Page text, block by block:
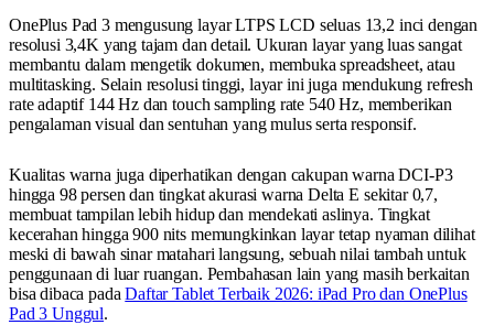
OnePlus Pad 3 mengusung layar LTPS LCD seluas 13,2 inci dengan
resolusi 3,4K yang tajam dan detail. Ukuran layar yang luas sangat
membantu dalam mengetik dokumen, membuka spreadsheet, atau
multitasking. Selain resolusi tinggi, layar ini juga mendukung refresh
rate adaptif 144 Hz dan touch sampling rate 540 Hz, memberikan
pengalaman visual dan sentuhan yang mulus serta responsif.
Kualitas warna juga diperhatikan dengan cakupan warna DCI-P3
hingga 98 persen dan tingkat akurasi warna Delta E sekitar 0,7,
membuat tampilan lebih hidup dan mendekati aslinya. Tingkat
kecerahan hingga 900 nits memungkinkan layar tetap nyaman dilihat
meski di bawah sinar matahari langsung, sebuah nilai tambah untuk
penggunaan di luar ruangan. Pembahasan lain yang masih berkaitan
bisa dibaca padaDaftar Tablet Terbaik 2026: iPad Pro dan OnePlus
Pad 3 Unggul.